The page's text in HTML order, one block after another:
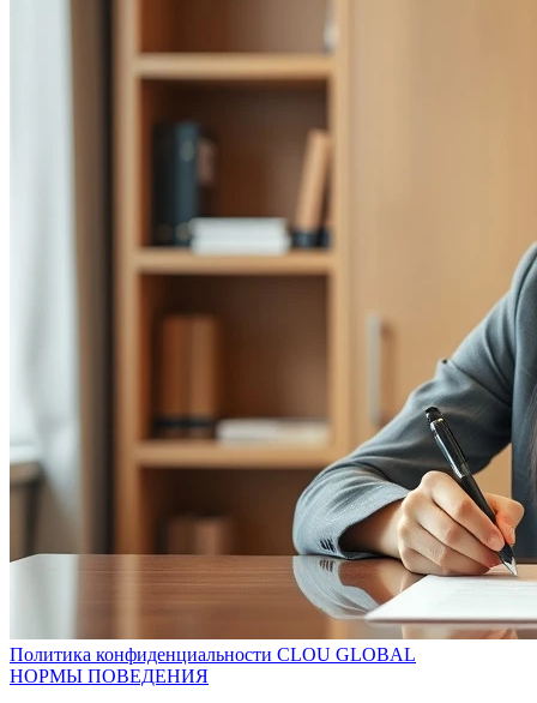
Политика конфиденциальности CLOU GLOBAL
НОРМЫ ПОВЕДЕНИЯ